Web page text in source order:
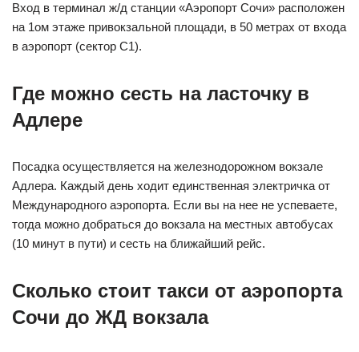
Вход в терминал ж/д станции «Аэропорт Сочи» расположен
на 1ом этаже привокзальной площади, в 50 метрах от входа
в аэропорт (сектор С1).
Где можно сесть на ласточку в
Адлере
Посадка осуществляется на железнодорожном вокзале
Адлера. Каждый день ходит единственная электричка от
Международного аэропорта. Если вы на нее не успеваете,
тогда можно добраться до вокзала на местных автобусах
(10 минут в пути) и сесть на ближайший рейс.
Сколько стоит такси от аэропорта
Сочи до ЖД вокзала